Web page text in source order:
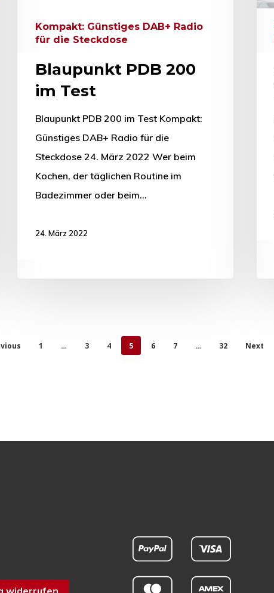
Kompakt: Günstiges DAB+ Radio
für die Steckdose
Blaupunkt PDB 200
im Test
Blaupunkt PDB 200 im Test Kompakt:
Günstiges DAB+ Radio für die
Steckdose 24. März 2022 Wer beim
Kochen, der täglichen Routine im
Badezimmer oder beim…
24. März 2022
1 … 3 4 5 6 7 … 32 Next
widerrufen